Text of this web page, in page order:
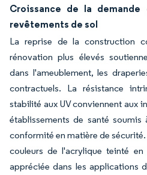
Croissance de la
revêtements de sol
La reprise de la construction
rénovation plus élevés
dans l'ameublement, les
contractuels. La résistance
stabilité aux UV conviennent aux
établissements de santé
conformité en matière de
couleurs de l'acrylique teinté
appréciée dans les applications